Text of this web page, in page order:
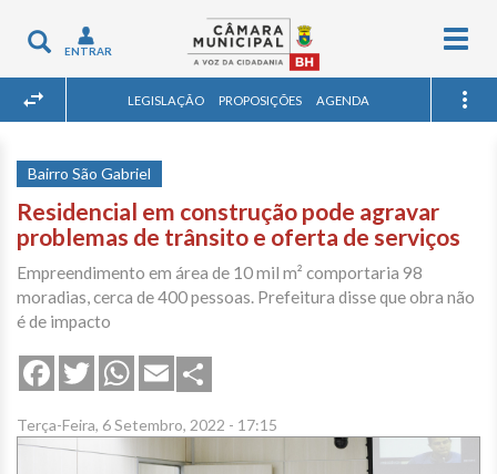
Toggle
navigation
ENTRAR
LEGISLAÇÃO PROPOSIÇÕES AGENDA
Bairro São Gabriel
Residencial em construção pode agravar
problemas de trânsito e oferta de serviços
Empreendimento em área de 10 mil m² comportaria 98
moradias, cerca de 400 pessoas. Prefeitura disse que obra não
é de impacto
FacebookTwitterWhatsApp
Email
Terça-Feira, 6 Setembro, 2022 - 17:15